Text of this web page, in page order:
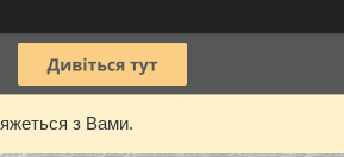
з Вами.